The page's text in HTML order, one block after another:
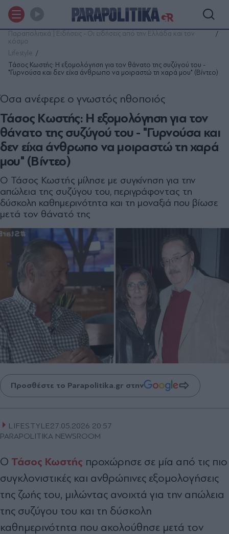
Παραπολιτικά | Ειδήσεις - Οι ειδήσεις από την Ελλάδα και τον
κόσμο
Lifestyle
Τάσος Κωστής: Η εξομολόγηση για τον θάνατο της συζύγού του -
"Γυρνούσα και δεν είχα άνθρωπο να μοιραστώ τη χαρά μου" (Βίντεο)
Τάσος Κωστής: Η εξομολόγηση για τον
θάνατο της συζύγού του - "Γυρνούσα και
δεν είχα άνθρωπο να μοιραστώ τη χαρά
μου" (Βίντεο)
Όσα ανέφερε ο γνωστός ηθοποιός
Ο Τάσος Κωστής μίλησε με συγκίνηση για την
απώλεια της συζύγου του, περιγράφοντας τη
δύσκολη καθημερινότητα και τη μοναξιά που βίωσε
μετά τον θάνατό της
Προσθέστε το Parapolitika.gr στην
LIFESTYLE27.05.2026 20:57
PARAPOLITIKA NEWSROOM
Ο Τάσος Κωστής προχώρησε σε μία από τις πιο
συγκλονιστικές και ανθρώπινες εξομολογήσεις
της ζωής του, μιλώντας ανοιχτά για την απώλεια
της συζύγου του και τη δύσκολη
καθημερινότητα που ακολούθησε μετά τον